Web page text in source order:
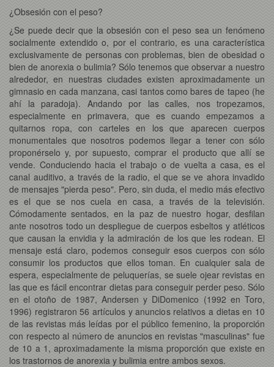
¿Obsesión con el peso?
¿Se puede decir que la obsesión con el peso sea un fenómeno
socialmente extendido o, por el contrario, es una característica
exclusivamente de personas con problemas, bien de obesidad o
bien de anorexia o bulimia? Sólo tenemos que observar a nuestro
alrededor, en nuestras ciudades existen aproximadamente un
gimnasio en cada manzana, casi tantos como bares de tapeo (he
ahí la paradoja). Andando por las calles, nos tropezamos,
especialmente en primavera, que es cuando empezamos a
quitarnos ropa, con carteles en los que aparecen cuerpos
monumentales que nosotros podemos llegar a tener con sólo
proponérselo y, por supuesto, comprar el producto que allí se
vende. Conduciendo hacia el trabajo o de vuelta a casa, es el
canal auditivo, a través de la radio, el que se ve ahora invadido
de mensajes "pierda peso". Pero, sin duda, el medio más efectivo
es el que se nos cuela en casa, a través de la televisión.
Cómodamente sentados, en la paz de nuestro hogar, desfilan
ante nosotros todo un despliegue de cuerpos esbeltos y atléticos
que causan la envidia y la admiración de los que les rodean. El
mensaje está claro, podemos conseguir esos cuerpos con sólo
consumir los productos que ellos toman. En cualquier sala de
espera, especialmente de peluquerías, se suele ojear revistas en
las que es fácil encontrar dietas para conseguir perder peso. Sólo
en el otoño de 1987, Andersen y DiDomenico (1992 en Toro,
1996) registraron 56 artículos y anuncios relativos a dietas en 10
de las revistas más leídas por el público femenino, la proporción
con respecto al número de anuncios en revistas "masculinas" fue
de 10 a 1, aproximadamente la misma proporción que existe en
los trastornos de anorexia y bulimia entre ambos sexos.